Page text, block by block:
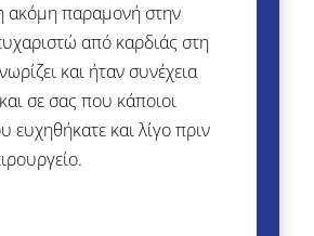
ακόμη παραμονή στην
από καρδιάς στη
και ήταν συνέχεια
σε σας που κάποιοι
ευχηθήκατε και λίγο πριν